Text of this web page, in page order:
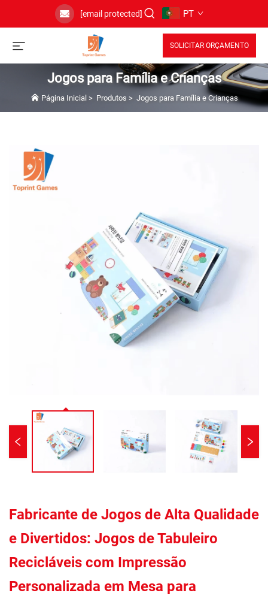
[email protected] PT
SOLICITAR ORÇAMENTO
Jogos para Família e Crianças
Página Inicial > Produtos > Jogos para Família e Crianças
Fabricante de Jogos de Alta Qualidade
e Divertidos: Jogos de Tabuleiro
Recicláveis com Impressão
Personalizada em Mesa para